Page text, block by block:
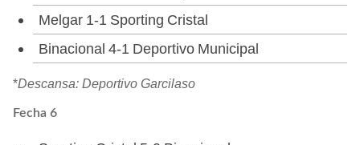
Melgar 1-1 Sporting Cristal
Binacional 4-1 Deportivo Municipal
*Descansa: Deportivo Garcilaso
Fecha 6